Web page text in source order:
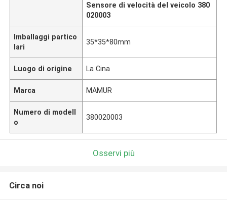
Sensore di velocità del veicolo 380
020003
Imballaggi partico
lari
35*35*80mm
Luogo di origine La Cina
Marca MAMUR
Numero di modell
o
380020003
Osservi più
Circa noi